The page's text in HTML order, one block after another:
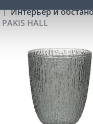
Интерьер и
HALL